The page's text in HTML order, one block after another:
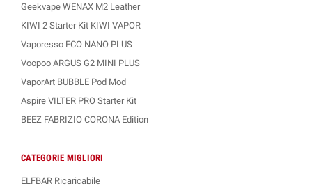
Geekvape WENAX M2 Leather
KIWI 2 Starter Kit KIWI VAPOR
Vaporesso ECO NANO PLUS
Voopoo ARGUS G2 MINI PLUS
VaporArt BUBBLE Pod Mod
Aspire VILTER PRO Starter Kit
BEEZ FABRIZIO CORONA Edition
CATEGORIE MIGLIORI
ELFBAR Ricaricabile